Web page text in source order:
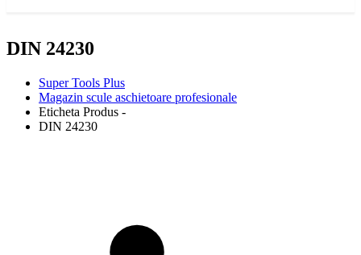
DIN 24230
Super Tools Plus
Magazin scule aschietoare profesionale
Eticheta Produs -
DIN 24230